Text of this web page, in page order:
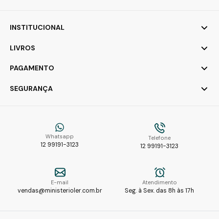
Whatsapp
12 99191-3123
Telefone
12 99191-3123
E-mail
vendas@ministerioler.com.br
Atendimento
Seg. à Sex. das 8h às 17h
INSTITUCIONAL
LIVROS
PAGAMENTO
SEGURANÇA